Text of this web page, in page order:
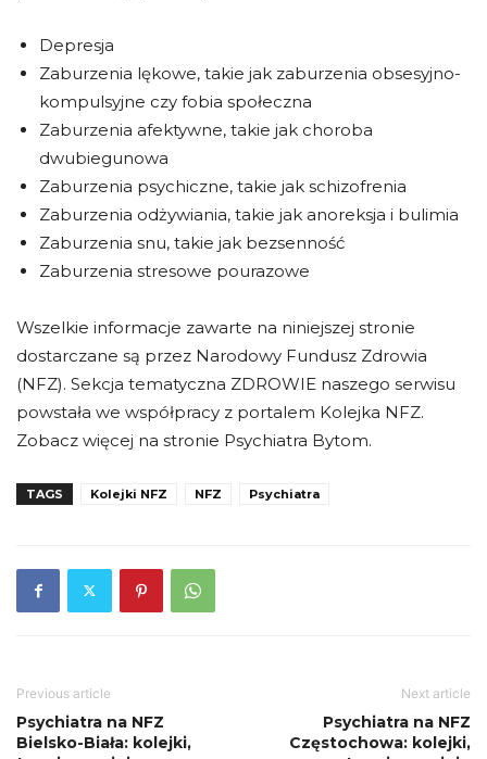
Depresja
Zaburzenia lękowe, takie jak zaburzenia obsesyjno-
kompulsyjne czy fobia społeczna
Zaburzenia afektywne, takie jak choroba
dwubiegunowa
Zaburzenia psychiczne, takie jak schizofrenia
Zaburzenia odżywiania, takie jak anoreksja i bulimia
Zaburzenia snu, takie jak bezsenność
Zaburzenia stresowe pourazowe
Wszelkie informacje zawarte na niniejszej stronie
dostarczane są przez Narodowy Fundusz Zdrowia
(NFZ). Sekcja tematyczna ZDROWIE naszego serwisu
powstała we współpracy z portalem Kolejka NFZ.
Zobacz więcej na stronie Psychiatra Bytom.
TAGS Kolejki NFZ NFZ Psychiatra
Previous article
Psychiatra na NFZ
Bielsko-Biała: kolejki,
Next article
Psychiatra na NFZ
Częstochowa: kolejki,